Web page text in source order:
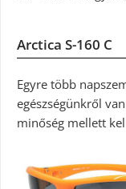
Arctica S-160 C
Egyre több
egészségünkről
minőség mellett